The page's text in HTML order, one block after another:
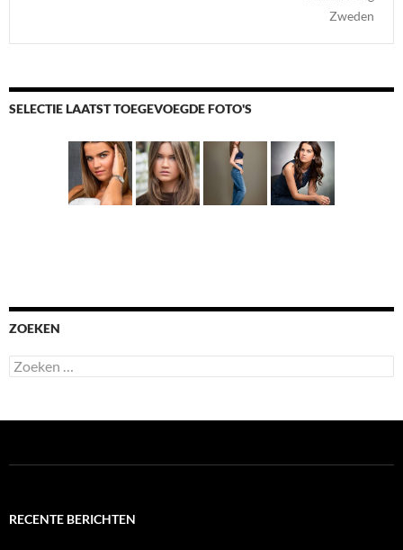
Zweden
SELECTIE LAATST TOEGEVOEGDE FOTO'S
ZOEKEN
Zoeken
naar:
RECENTE BERICHTEN